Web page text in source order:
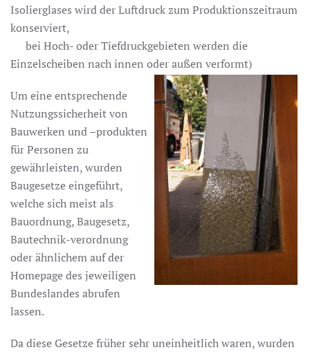
Isolierglases wird der Luftdruck zum Produktionszeitraum
konserviert,
bei Hoch- oder Tiefdruckgebieten werden die
Einzelscheiben nach innen oder außen verformt)
Um eine entsprechende
Nutzungssicherheit von
Bauwerken und –produkten
für Personen zu
gewährleisten, wurden
Baugesetze eingeführt,
welche sich meist als
Bauordnung, Baugesetz,
Bautechnik-verordnung
oder ähnlichem auf der
Homepage des jeweiligen
Bundeslandes abrufen
lassen.
Da diese Gesetze früher sehr uneinheitlich waren, wurden